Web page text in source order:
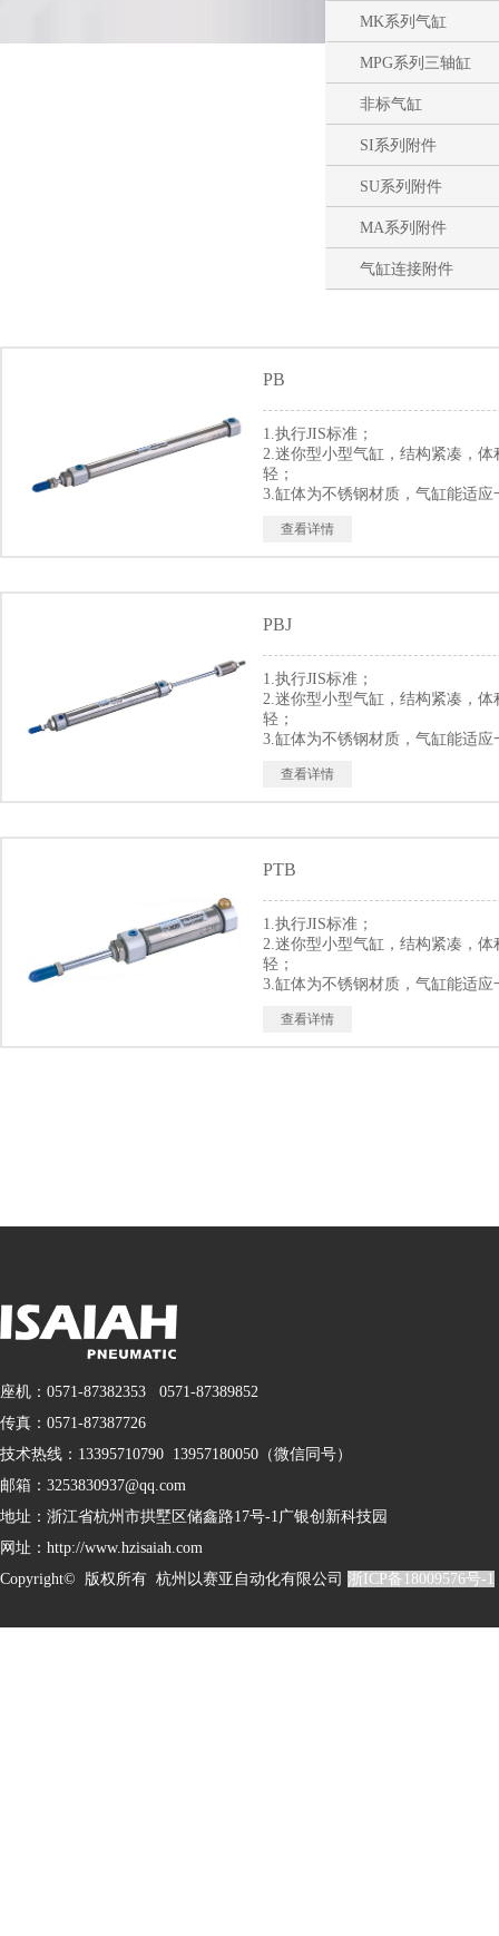
MK系列气缸
MPG系列三轴缸
非标气缸
SI系列附件
SU系列附件
MA系列附件
气缸连接附件
PB
1.执行JIS标准；
2.迷你型小型气缸，结构紧凑，体
轻；
3.缸体为不锈钢材质，气缸能适应
4.气缸小，反应快，可适用于较
环境；
查看详情
PBJ
1.执行JIS标准；
2.迷你型小型气缸，结构紧凑，体
轻；
3.缸体为不锈钢材质，气缸能适应
4.气缸小，反应快，可适用于较
环境；
查看详情
PTB
1.执行JIS标准；
2.迷你型小型气缸，结构紧凑，体
轻；
3.缸体为不锈钢材质，气缸能适应
4.气缸小，反应快，可适用于较
环境；
查看详情
座机：0571-87382353 0571-87389852
传真：0571-87387726
技术热线：13395710790 13957180050（微信同号）
邮箱：3253830937@qq.com
地址： 浙江省杭州市拱墅区储鑫路17号-1广银创新科技园
网址：http://www.hzisaiah.com
Copyright© 版权所有 杭州以赛亚自动化有限公司 浙ICP备18009576号-1